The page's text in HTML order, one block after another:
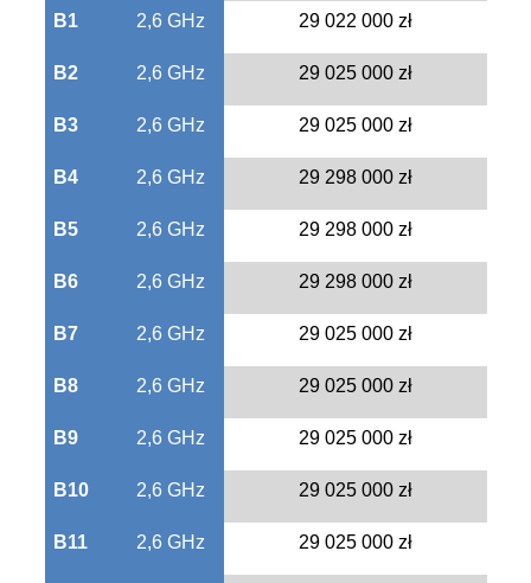
B1 2,6 GHz 29 022 000 zł
B2 2,6 GHz 29 025 000 zł
B3 2,6 GHz 29 025 000 zł
B4 2,6 GHz 29 298 000 zł
B5 2,6 GHz 29 298 000 zł
B6 2,6 GHz 29 298 000 zł
B7 2,6 GHz 29 025 000 zł
B8 2,6 GHz 29 025 000 zł
B9 2,6 GHz 29 025 000 zł
B10 2,6 GHz 29 025 000 zł
B11 2,6 GHz 29 025 000 zł